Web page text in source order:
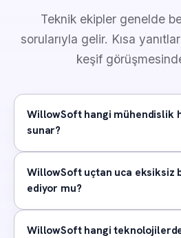
Teknik ekipler genelde
sorularıyla gelir. Kısa
keşif
WillowSoft hangi mühendislik
sunar?
WillowSoft uçtan uca eksiksiz
ediyor mu?
WillowSoft hangi teknolojilerde